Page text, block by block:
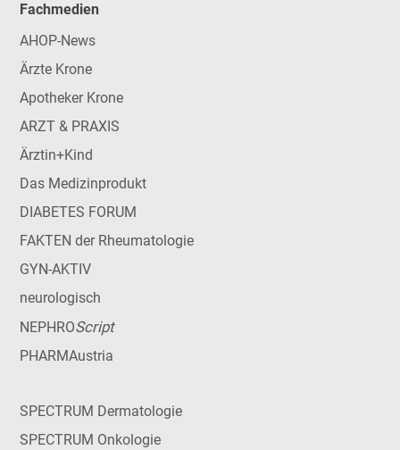
Fachmedien
AHOP-News
Ärzte Krone
Apotheker Krone
ARZT & PRAXIS
Ärztin+Kind
Das Medizinprodukt
DIABETES FORUM
FAKTEN der Rheumatologie
GYN-AKTIV
neurologisch
NEPHROScript
PHARMAustria
SPECTRUM Dermatologie
SPECTRUM Onkologie